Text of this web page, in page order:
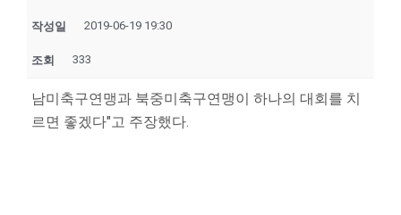
작성일 2019-06-19 19:30
조회 333
남미축구연맹과 북중미축구연맹이 하나의 대회를 치
르면 좋겠다"고 주장했다.